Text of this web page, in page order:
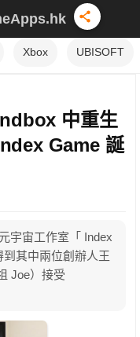
Xbox UBISOFT
中重生
Game 誕
宇宙工作室「 Index
其中兩位創辦人王
Joe）接受